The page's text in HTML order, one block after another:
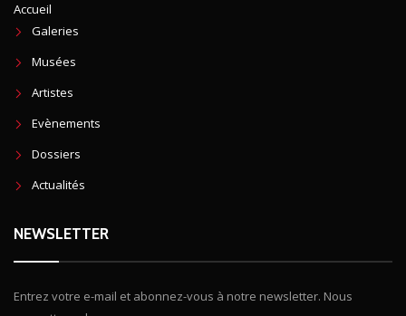
Accueil
Galeries
Musées
Artistes
Evènements
Dossiers
Actualités
NEWSLETTER
Entrez votre e-mail et abonnez-vous à notre newsletter. Nous